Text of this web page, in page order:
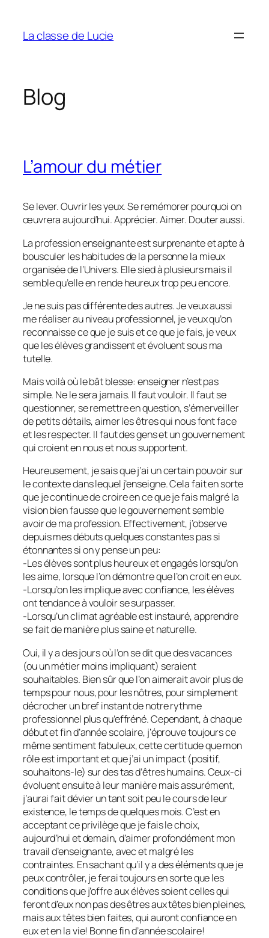
contenu
La classe de Lucie
Blog
L’amour du métier
Se lever. Ouvrir les yeux. Se remémorer pourquoi on
œuvrera aujourd’hui. Apprécier. Aimer. Douter aussi.
La profession enseignante est surprenante et apte à
bousculer les habitudes de la personne la mieux
organisée de l’Univers. Elle sied à plusieurs mais il
semble qu’elle en rende heureux trop peu encore.
Je ne suis pas différente des autres. Je veux aussi
me réaliser au niveau professionnel, je veux qu’on
reconnaisse ce que je suis et ce que je fais, je veux
que les élèves grandissent et évoluent sous ma
tutelle.
Mais voilà où le bât blesse: enseigner n’est pas
simple. Ne le sera jamais. Il faut vouloir. Il faut se
questionner, se remettre en question, s’émerveiller
de petits détails, aimer les êtres qui nous font face
et les respecter. Il faut des gens et un gouvernement
qui croient en nous et nous supportent.
Heureusement, je sais que j’ai un certain pouvoir sur
le contexte dans lequel j’enseigne. Cela fait en sorte
que je continue de croire en ce que je fais malgré la
vision bien fausse que le gouvernement semble
avoir de ma profession. Effectivement, j’observe
depuis mes débuts quelques constantes pas si
étonnantes si on y pense un peu:
-Les élèves sont plus heureux et engagés lorsqu’on
les aime, lorsque l’on démontre que l’on croit en eux.
-Lorsqu’on les implique avec confiance, les élèves
ont tendance à vouloir se surpasser.
-Lorsqu’un climat agréable est instauré, apprendre
se fait de manière plus saine et naturelle.
Oui, il y a des jours où l’on se dit que des vacances
(ou un métier moins impliquant) seraient
souhaitables. Bien sûr que l’on aimerait avoir plus de
temps pour nous, pour les nôtres, pour simplement
décrocher un bref instant de notre rythme
professionnel plus qu’effréné. Cependant, à chaque
début et fin d’année scolaire, j’éprouve toujours ce
même sentiment fabuleux, cette certitude que mon
rôle est important et que j’ai un impact (positif,
souhaitons-le) sur des tas d’êtres humains. Ceux-ci
évoluent ensuite à leur manière mais assurément,
j’aurai fait dévier un tant soit peu le cours de leur
existence, le temps de quelques mois. C’est en
acceptant ce privilège que je fais le choix,
aujourd’hui et demain, d’aimer profondément mon
travail d’enseignante, avec et malgré les
contraintes. En sachant qu’il y a des éléments que je
peux contrôler, je ferai toujours en sorte que les
conditions que j’offre aux élèves soient celles qui
feront d’eux non pas des êtres aux têtes bien pleines,
mais aux têtes bien faites, qui auront confiance en
eux et en la vie! Bonne fin d’année scolaire!